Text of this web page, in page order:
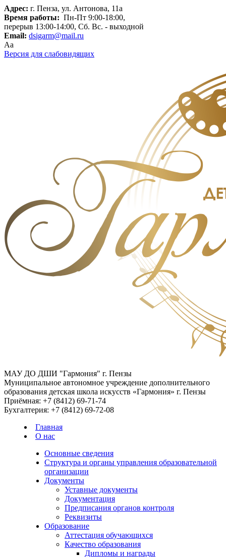
Адрес: г. Пенза, ул. Антонова, 11а
Время работы: Пн-Пт 9:00-18:00,
перерыв 13:00-14:00, Сб. Вс. - выходной
Email: dsigarm@mail.ru
Aa
Версия для слабовидящих
МАУ ДО ДШИ "Гармония" г. Пензы
Муниципальное автономное учреждение дополнительного
образования детская школа искусств «Гармония» г. Пензы
Приёмная: +7 (8412) 69-71-74
Бухгалтерия: +7 (8412) 69-72-08
Главная
О нас
Основные сведения
Структура и органы управления образовательной
организации
Документы
Уставные документы
Документация
Предписания органов контроля
Реквизиты
Образование
Аттестация обучающихся
Качество образования
Дипломы и награды